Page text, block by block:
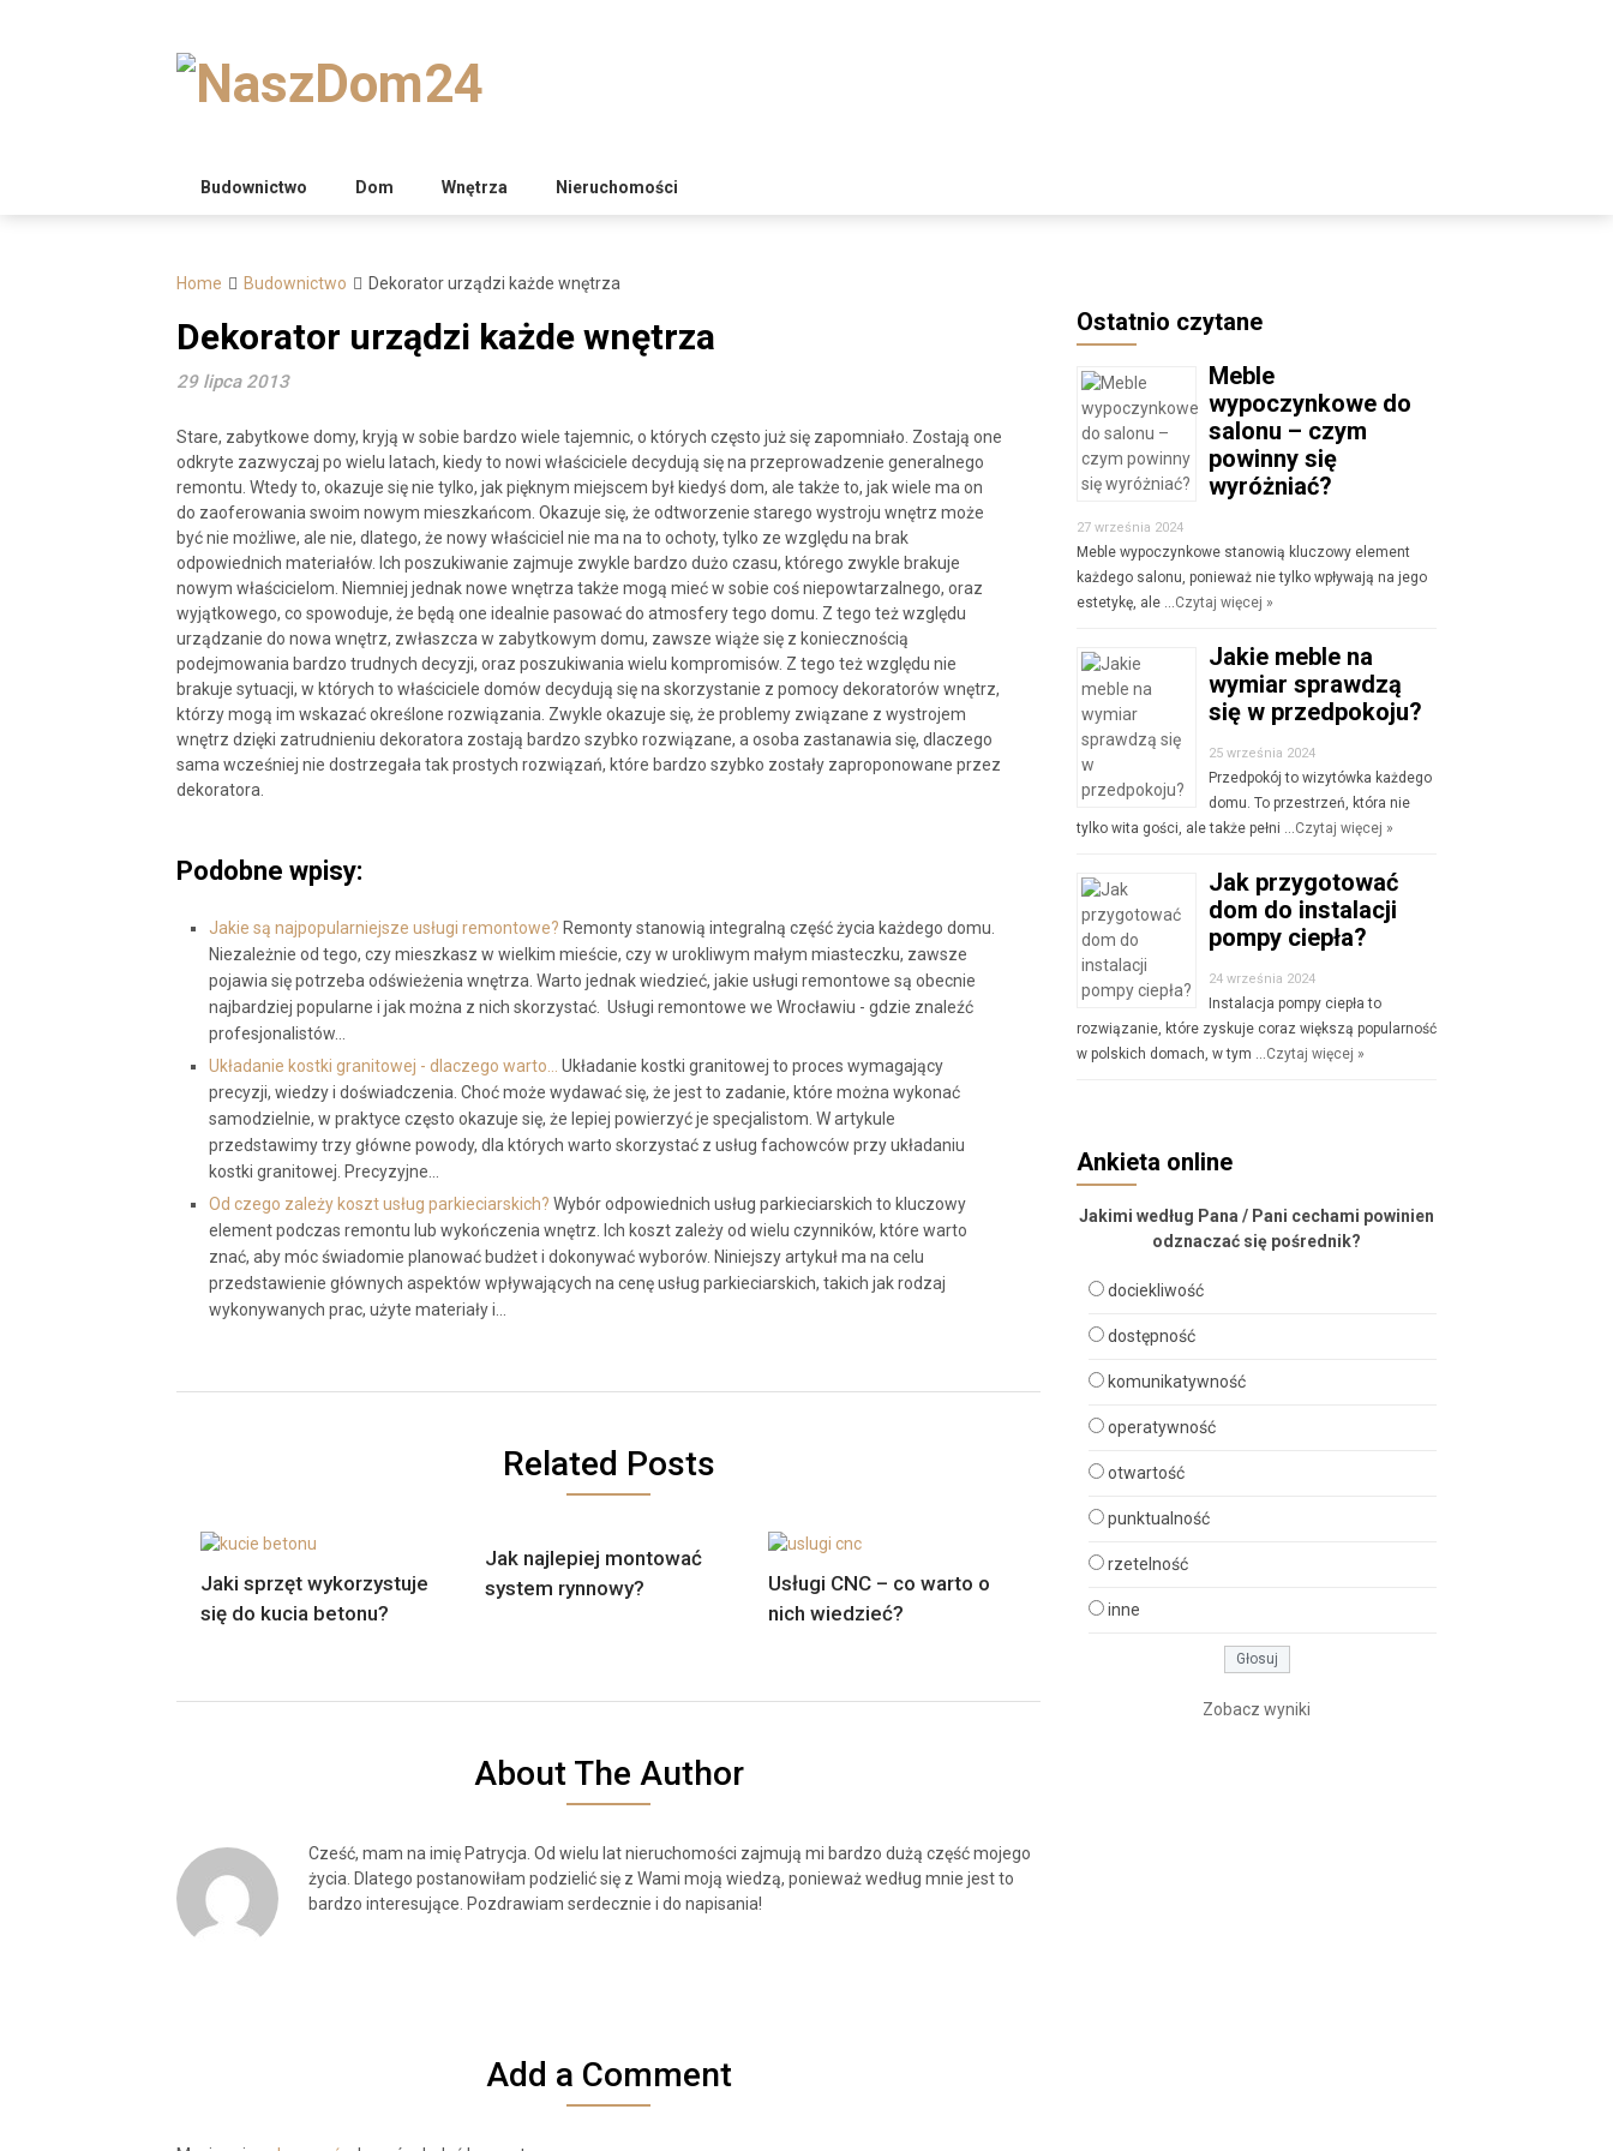
Budownictwo Dom Wnętrza Nieruchomości
Home Budownictwo Dekorator urządzi każde wnętrza
Dekorator urządzi każde wnętrza
29 lipca 2013
Stare, zabytkowe domy, kryją w sobie bardzo wiele tajemnic, o których często już się zapomniało. Zostają one
odkryte zazwyczaj po wielu latach, kiedy to nowi właściciele decydują się na przeprowadzenie generalnego
remontu. Wtedy to, okazuje się nie tylko, jak pięknym miejscem był kiedyś dom, ale także to, jak wiele ma on
do zaoferowania swoim nowym mieszkańcom. Okazuje się, że odtworzenie starego wystroju wnętrz może
być nie możliwe, ale nie, dlatego, że nowy właściciel nie ma na to ochoty, tylko ze względu na brak
odpowiednich materiałów. Ich poszukiwanie zajmuje zwykle bardzo dużo czasu, którego zwykle brakuje
nowym właścicielom. Niemniej jednak nowe wnętrza także mogą mieć w sobie coś niepowtarzalnego, oraz
wyjątkowego, co spowoduje, że będą one idealnie pasować do atmosfery tego domu. Z tego też względu
urządzanie do nowa wnętrz, zwłaszcza w zabytkowym domu, zawsze wiąże się z koniecznością
podejmowania bardzo trudnych decyzji, oraz poszukiwania wielu kompromisów. Z tego też względu nie
brakuje sytuacji, w których to właściciele domów decydują się na skorzystanie z pomocy dekoratorów wnętrz,
którzy mogą im wskazać określone rozwiązania. Zwykle okazuje się, że problemy związane z wystrojem
wnętrz dzięki zatrudnieniu dekoratora zostają bardzo szybko rozwiązane, a osoba zastanawia się, dlaczego
sama wcześniej nie dostrzegała tak prostych rozwiązań, które bardzo szybko zostały zaproponowane przez
dekoratora.
Podobne wpisy:
Jakie są najpopularniejsze usługi remontowe? Remonty stanowią integralną część życia każdego domu.
Niezależnie od tego, czy mieszkasz w wielkim mieście, czy w urokliwym małym miasteczku, zawsze
pojawia się potrzeba odświeżenia wnętrza. Warto jednak wiedzieć, jakie usługi remontowe są obecnie
najbardziej popularne i jak można z nich skorzystać. Usługi remontowe we Wrocławiu - gdzie znaleźć
profesjonalistów…
Układanie kostki granitowej - dlaczego warto…
Układanie kostki granitowej to proces wymagający
precyzji, wiedzy i doświadczenia. Choć może wydawać się, że jest to zadanie, które można wykonać
samodzielnie, w praktyce często okazuje się, że lepiej powierzyć je specjalistom. W artykule
przedstawimy trzy główne powody, dla których warto skorzystać z usług fachowców przy układaniu
kostki granitowej. Precyzyjne…
Od czego zależy koszt usług parkieciarskich? Wybór odpowiednich usług parkieciarskich to kluczowy
element podczas remontu lub wykończenia wnętrz. Ich koszt zależy od wielu czynników, które warto
znać, aby móc świadomie planować budżet i dokonywać wyborów. Niniejszy artykuł ma na celu
przedstawienie głównych aspektów wpływających na cenę usług parkieciarskich, takich jak rodzaj
wykonywanych prac, użyte materiały i…
Related Posts
Jaki sprzęt wykorzystuje
się do kucia betonu?
Jak najlepiej montować
system rynnowy?
Usługi CNC – co warto o
nich wiedzieć?
About The Author
Cześć, mam na imię Patrycja. Od wielu lat nieruchomości zajmują mi bardzo dużą część mojego
życia. Dlatego postanowiłam podzielić się z Wami moją wiedzą, ponieważ według mnie jest to
bardzo interesujące. Pozdrawiam serdecznie i do napisania!
Add a Comment
Ostatnio czytane
Meble
wypoczynkowe do
salonu – czym
powinny się
wyróżniać?
27 września 2024
Meble wypoczynkowe stanowią kluczowy element
każdego salonu, ponieważ nie tylko wpływają na jego
estetykę, ale …Czytaj więcej »
Jakie meble na
wymiar sprawdzą
się w przedpokoju?
25 września 2024
Przedpokój to wizytówka każdego
domu. To przestrzeń, która nie
tylko wita gości, ale także pełni …Czytaj więcej »
Jak przygotować
dom do instalacji
pompy ciepła?
24 września 2024
Instalacja pompy ciepła to
rozwiązanie, które zyskuje coraz większą popularność
w polskich domach, w tym …Czytaj więcej »
Ankieta online
Jakimi według Pana / Pani cechami powinien
odznaczać się pośrednik?
dociekliwość
dostępność
komunikatywność
operatywność
otwartość
punktualność
rzetelność
inne
Zobacz wyniki